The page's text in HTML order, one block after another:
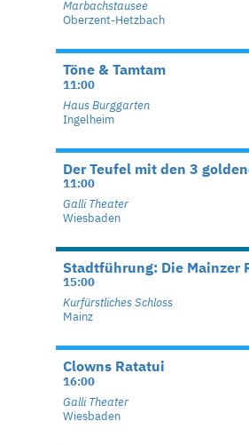
Marbachstausee
Oberzent-Hetzbach
Töne & Tamtam
11:00
Haus Burggarten
Ingelheim
Der Teufel mit den 3
11:00
Galli Theater
Wiesbaden
Stadtführung: Die Mainzer
15:00
Kurfürstliches Schloss
Mainz
Clowns Ratatui
16:00
Galli Theater
Wiesbaden